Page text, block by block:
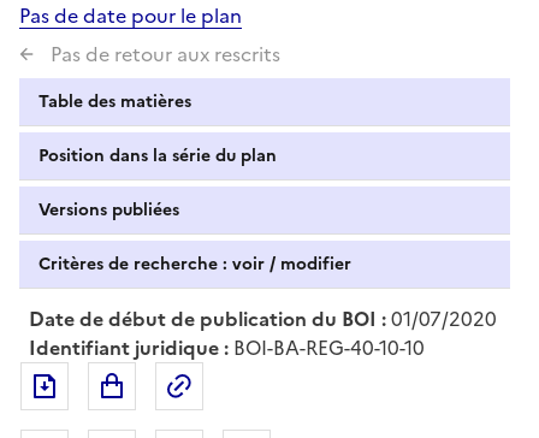
Pas de date pour le plan
Pas de retour aux rescrits
Table des matières
Position dans la série du plan
Versions publiées
Critères de recherche : voir / modifier
Date de début de publication du BOI :01/07/2020
Identifiant juridique : BOI-BA-REG-40-10-10
Exporter le document au format pdf